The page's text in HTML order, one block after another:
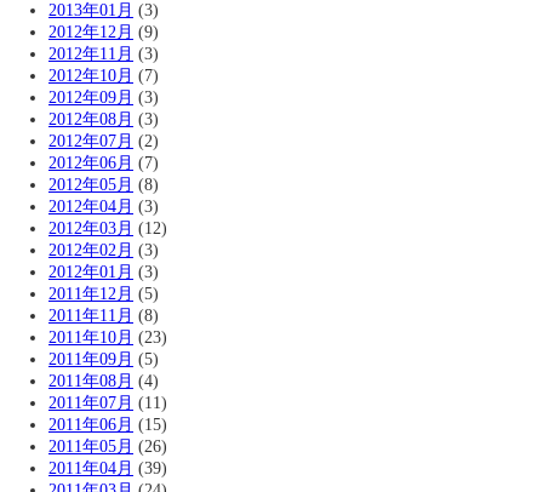
2013年01月 (3)
2012年12月 (9)
2012年11月 (3)
2012年10月 (7)
2012年09月 (3)
2012年08月 (3)
2012年07月 (2)
2012年06月 (7)
2012年05月 (8)
2012年04月 (3)
2012年03月 (12)
2012年02月 (3)
2012年01月 (3)
2011年12月 (5)
2011年11月 (8)
2011年10月 (23)
2011年09月 (5)
2011年08月 (4)
2011年07月 (11)
2011年06月 (15)
2011年05月 (26)
2011年04月 (39)